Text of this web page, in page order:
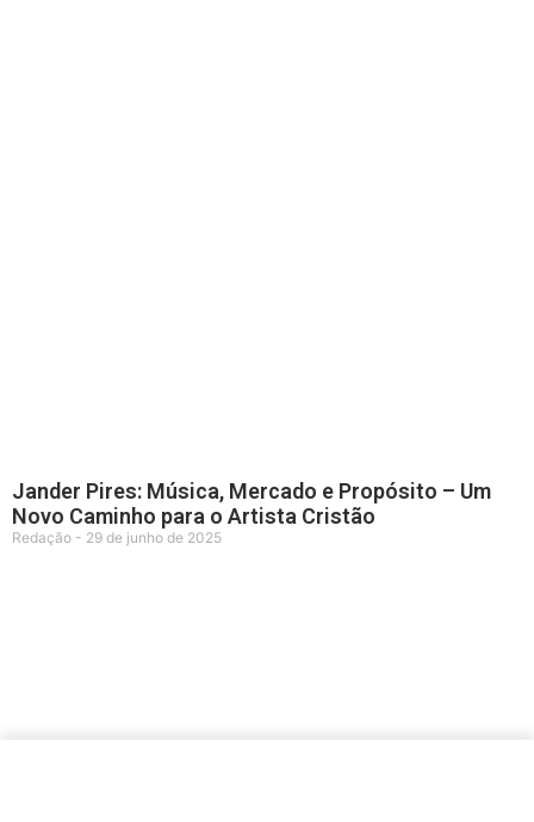
Jander Pires: Música, Mercado e Propósito – Um
Novo Caminho para o Artista Cristão
Redação 29 de junho de 2025